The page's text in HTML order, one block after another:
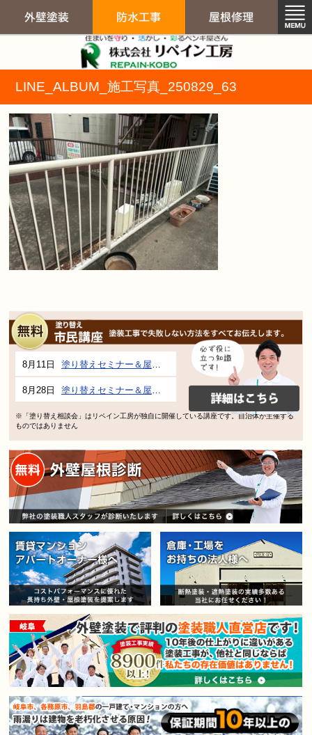
LINE_ALBUM_施工写真_250829_63
8月11日 塗り替えセミナー＆屋根、外壁の塗り替え市民講座 inぎふメディアコスモス
8月28日 塗り替えセミナー＆屋根、外壁の塗り替え市民講座 inぎふメディアコスモス
※「塗り替え相談会」はリペイン工房が独自に開催している講座です。自治体が主催する
ものではありません
賃貸マンション・アパートオー